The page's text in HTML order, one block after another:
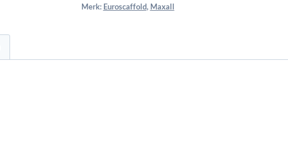
Merk: Euroscaffold, Maxall